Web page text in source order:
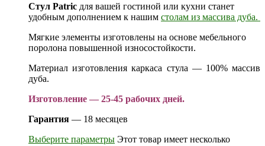
Стул Patric для вашей гостиной или кухни станет
удобным дополнением к нашим столам из массива дуба.
Мягкие элементы изготовлены на основе мебельного
поролона повышенной износостойкости.
Материал изготовления каркаса стула — 100% массив
дуба.
Изготовление — 25-45 рабочих дней.
Гарантия — 18 месяцев
Выберите параметры Этот товар имеет несколько